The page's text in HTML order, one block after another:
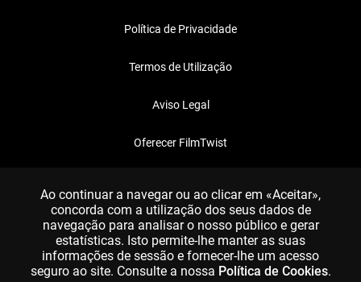
Política de Privacidade
Termos de Utilização
Aviso Legal
Oferecer FilmTwist
Ao continuar a navegar ou ao clicar em «Aceitar»,
concorda com a utilização dos seus dados de
navegação para analisar o nosso público e gerar
estatísticas. Isto permite-lhe manter as suas
informações de sessão e fornecer-lhe um acesso
seguro ao site. Consulte a nossa Política de Cookies.